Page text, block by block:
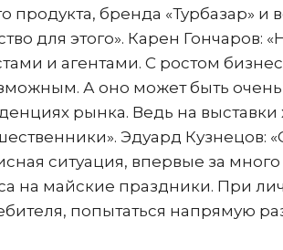
продукта, бренда «Турбазар»
для этого». Карен Гончаров:
и агентами. С ростом
А оно может быть
рынка. Ведь на
Эдуард Кузнецов:
ситуация, впервые за
на майские праздники. При
попытаться напрямую